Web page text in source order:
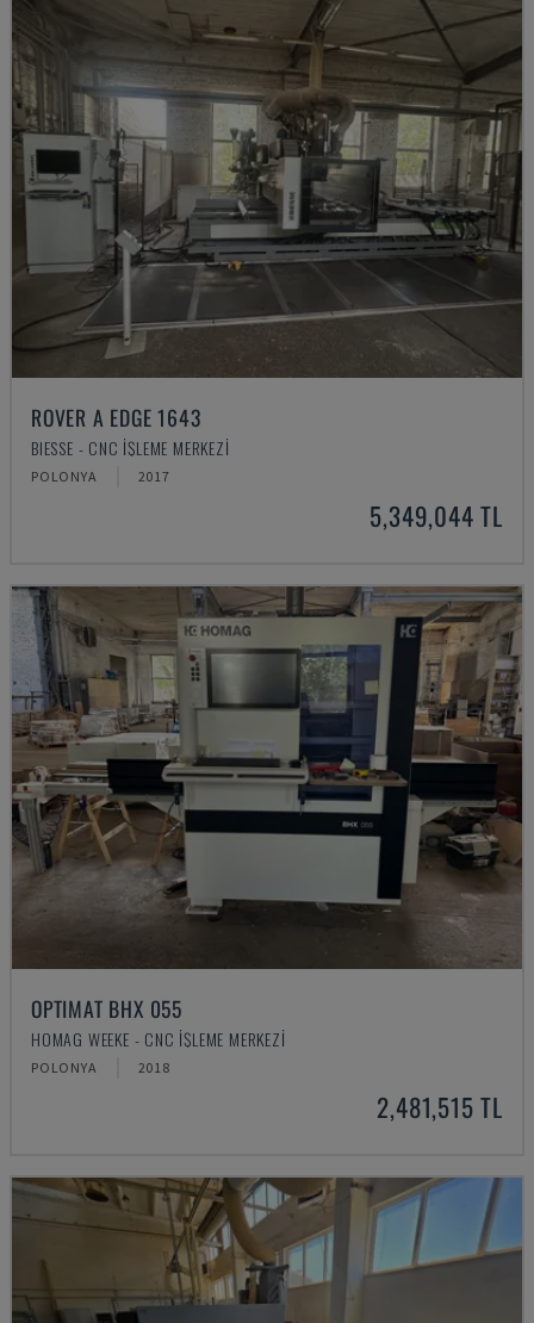
ROVER A EDGE 1643
BIESSE - CNC İŞLEME MERKEZI
POLONYA 2017
5,349,044 TL
OPTIMAT BHX 055
HOMAG WEEKE - CNC İŞLEME MERKEZI
POLONYA 2018
2,481,515 TL